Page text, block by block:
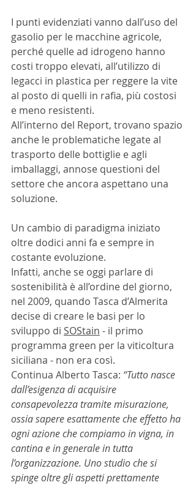
I punti evidenziati vanno dall’uso del
gasolio per le macchine agricole,
perché quelle ad idrogeno hanno
costi troppo elevati, all’utilizzo di
legacci in plastica per reggere la vite
al posto di quelli in rafia, più costosi
e meno resistenti.
All’interno del Report, trovano spazio
anche le problematiche legate al
trasporto delle bottiglie e agli
imballaggi, annose questioni del
settore che ancora aspettano una
soluzione.
Un cambio di paradigma iniziato
oltre dodici anni fa e sempre in
costante evoluzione.
Infatti, anche se oggi parlare di
sostenibilità è all’ordine del giorno,
nel 2009, quando Tasca d’Almerita
decise di creare le basi per lo
sviluppo di SOStain - il primo
programma green per la viticoltura
siciliana - non era così.
Continua Alberto Tasca: “Tutto nasce
dall’esigenza di acquisire
consapevolezza tramite misurazione,
ossia sapere esattamente che effetto ha
ogni azione che compiamo in vigna, in
cantina e in generale in tutta
l’organizzazione. Uno studio che si
spinge oltre gli aspetti prettamente